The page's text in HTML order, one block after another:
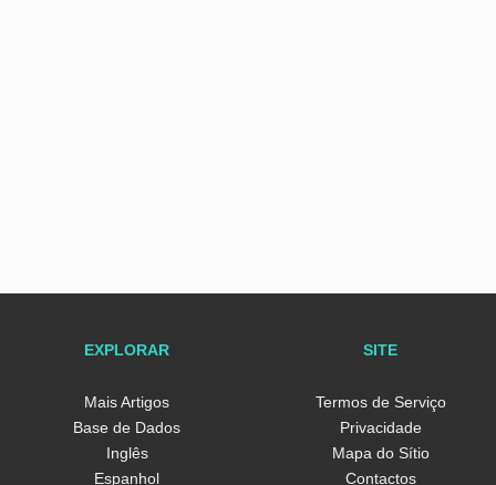
EXPLORAR
Mais Artigos
Base de Dados
Inglês
Espanhol
SITE
Termos de Serviço
Privacidade
Mapa do Sítio
Contactos